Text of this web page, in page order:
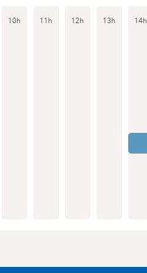
10h 11h 12h 13h 14h